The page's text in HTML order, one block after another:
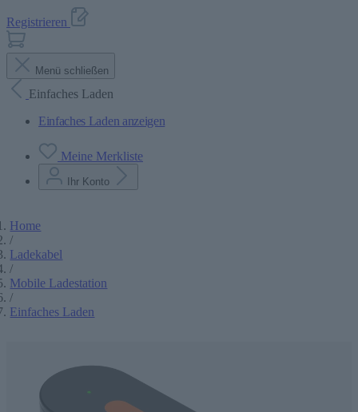
Registrieren
Menü schließen
Einfaches Laden
Einfaches Laden anzeigen
Meine Merkliste
Ihr Konto
Home
/
Ladekabel
/
Mobile Ladestation
/
Einfaches Laden